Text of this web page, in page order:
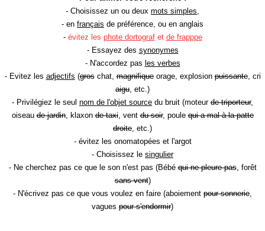
- Choisissez un ou deux mots simples
- en français de préférence, ou en anglais
- évitez les phote dortografet de frapppe
- Essayez des synonymes
- N'accordez pas les verbes
- Evitez les adjectifs (groschat,magnifiqueorage, explosionpuissante, cri
aigu , etc.)
- Privilégiez le seul nom de l'objet source du bruit (moteur de triporteur,
oiseaude jardin, klaxonde taxi, ventdu soir, poulequi a mal à la patte
droite , etc.)
- évitez les onomatopées et l'argot
- Choisissez le singulier
- Ne cherchez pas ce que le son n'est pas (Bébéqui ne pleure pas, forêt
sans vent)
- N'écrivez pas ce que vous voulez en faire (aboiement pour sonnerie
vagues pour s'endormir)